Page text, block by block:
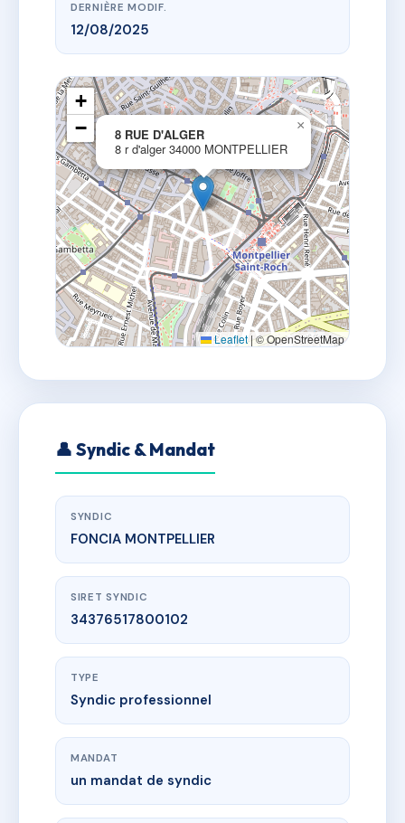
DERNIÈRE MODIF.
12/08/2025
8 RUE D'ALGER
8 r d'alger 34000 MONTPELLIER
×
+
−
Leaflet |© OpenStreetMap
👤 Syndic & Mandat
SYNDIC
FONCIA MONTPELLIER
SIRET SYNDIC
34376517800102
TYPE
Syndic professionnel
MANDAT
un mandat de syndic